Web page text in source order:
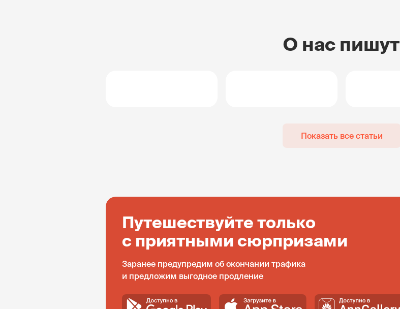
О нас пишут
Показать все статьи
Путешествуйте только
с приятными сюрпризами
Заранее предупредим об окончании трафика
и предложим выгодное продление